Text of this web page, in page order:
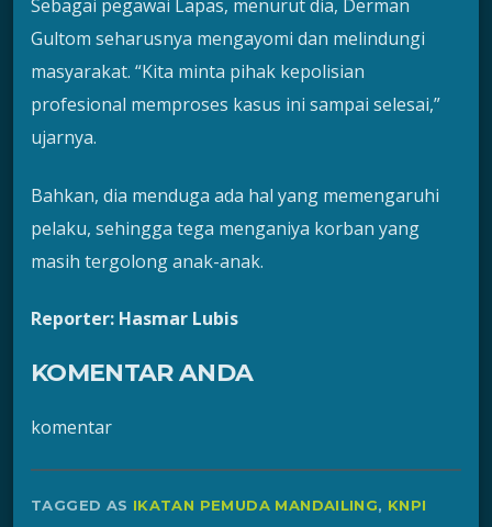
Sebagai pegawai Lapas, menurut dia, Derman
Gultom seharusnya mengayomi dan melindungi
masyarakat. “Kita minta pihak kepolisian
profesional memproses kasus ini sampai selesai,”
ujarnya.
Bahkan, dia menduga ada hal yang memengaruhi
pelaku, sehingga tega menganiya korban yang
masih tergolong anak-anak.
Reporter: Hasmar Lubis
KOMENTAR ANDA
komentar
TAGGED AS IKATAN PEMUDA MANDAILING, KNPI